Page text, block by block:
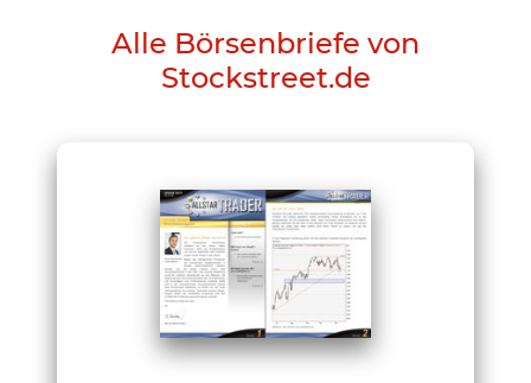
Alle Börsenbriefe von
Stockstreet.de